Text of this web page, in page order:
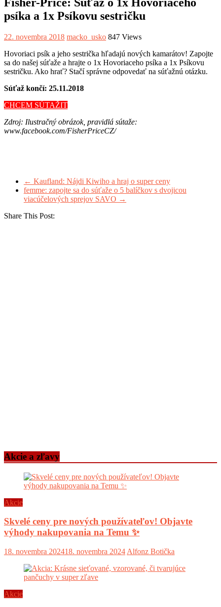
Fisher-Price: Súťaž o 1x Hovoriaceho
psíka a 1x Psíkovu sestričku
22. novembra 2018 macko_usko 847 Views
Hovoriaci psík a jeho sestrička hľadajú nových kamarátov! Zapojte
sa do našej súťaže a hrajte o 1x Hovoriaceho psíka a 1x Psíkovu
sestričku. Ako hrať? Stačí správne odpovedať na súťažnú otázku.
Súťaž končí: 25.11.2018
CHCEM SÚTAŽIT
Zdroj: Ilustračný obrázok, pravidlá sútaže:
www.facebook.com/FisherPriceCZ/
← Kaufland: Nájdi Kiwiho a hraj o super ceny
femme: zapojte sa do súťaže o 5 balíčkov s dvojicou
viacúčelových sprejov SAVO →
Share This Post:
Akcie a zľavy
Akcie
Skvelé ceny pre nových používateľov! Objavte
výhody nakupovania na Temu ✨
18. novembra 202418. novembra 2024 Alfonz Botička
Akcie